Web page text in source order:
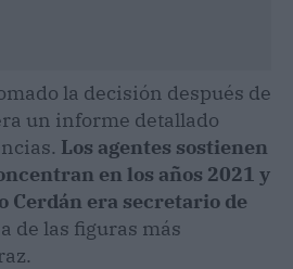
la decisión después de
un informe detallado
Los agentes sostienen
en los años 2021 y
Cerdán era secretario de
de las figuras más